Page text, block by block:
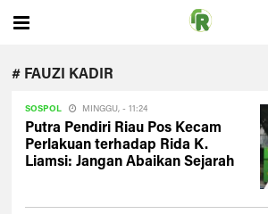
# FAUZI KADIR
SOSPOL MINGGU, - 11:24
Putra Pendiri Riau Pos Kecam
Perlakuan terhadap Rida K.
Liamsi: Jangan Abaikan Sejarah